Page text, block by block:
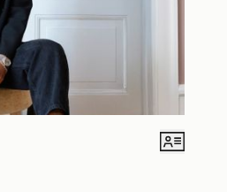
aspic med fisk, rejer eller
got you babe” eller ”Under the
Nå, – tilbage til huset:
Stor lysbadet
køkken, virkeligt rummeligt
at dele det ene værelse op i
veldisponeret.